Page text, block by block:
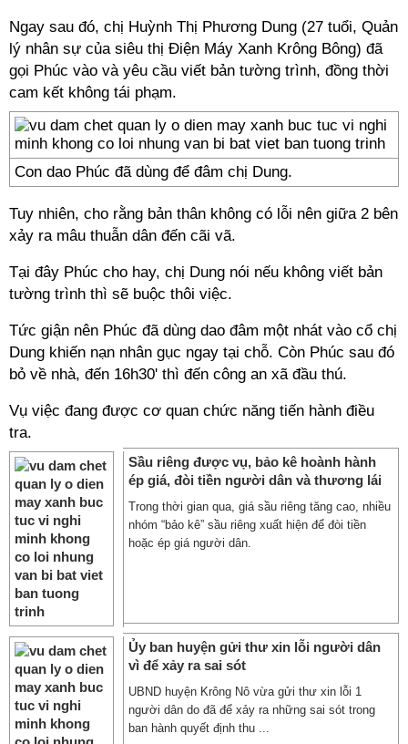
Ngay sau đó, chị Huỳnh Thị Phương Dung (27 tuổi, Quản
lý nhân sự của siêu thị Điện Máy Xanh Krông Bông) đã
gọi Phúc vào và yêu cầu viết bản tường trình, đồng thời
cam kết không tái phạm.
Con dao Phúc đã dùng để đâm chị Dung.
Tuy nhiên, cho rằng bản thân không có lỗi nên giữa 2 bên
xảy ra mâu thuẫn dân đến cãi vã.
Tại đây Phúc cho hay, chị Dung nói nếu không viết bản
tường trình thì sẽ buộc thôi việc.
Tức giận nên Phúc đã dùng dao đâm một nhát vào cổ chị
Dung khiến nạn nhân gục ngay tại chỗ. Còn Phúc sau đó
bỏ về nhà, đến 16h30' thì đến công an xã đầu thú.
Vụ việc đang được cơ quan chức năng tiến hành điều
tra.
Sầu riêng được vụ, bảo kê hoành hành
ép giá, đòi tiền người dân và thương lái
Trong thời gian qua, giá sầu riêng tăng cao, nhiều
nhóm “bảo kê” sầu riêng xuất hiện để đòi tiền
hoặc ép giá người dân.
Ủy ban huyện gửi thư xin lỗi người dân
vì để xảy ra sai sót
UBND huyện Krông Nô vừa gửi thư xin lỗi 1
người dân do đã để xảy ra những sai sót trong
ban hành quyết định thu ...